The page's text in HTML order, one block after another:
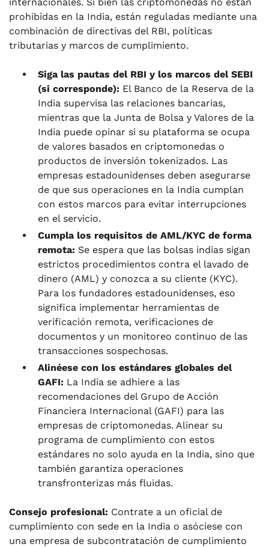
prohibidas en la India, están reguladas mediante una
combinación de directivas del RBI, políticas
tributarias y marcos de cumplimiento.
Siga las pautas del RBI y los marcos del SEBI
(si corresponde): El Banco de la Reserva de la
India supervisa las relaciones bancarias,
mientras que la Junta de Bolsa y Valores de la
India puede opinar si su plataforma se ocupa
de valores basados en criptomonedas o
productos de inversión tokenizados. Las
empresas estadounidenses deben asegurarse
de que sus operaciones en la India cumplan
con estos marcos para evitar interrupciones
en el servicio.
Cumpla los requisitos de AML/KYC de forma
remota: Se espera que las bolsas indias sigan
estrictos procedimientos contra el lavado de
dinero (AML) y conozca a su cliente (KYC).
Para los fundadores estadounidenses, eso
significa implementar herramientas de
verificación remota, verificaciones de
documentos y un monitoreo continuo de las
transacciones sospechosas.
Alinéese con los estándares globales del
GAFI: La India se adhiere a las
recomendaciones del Grupo de Acción
Financiera Internacional (GAFI) para las
empresas de criptomonedas. Alinear su
programa de cumplimiento con estos
estándares no solo ayuda en la India, sino que
también garantiza operaciones
transfronterizas más fluidas.
Consejo profesional: Contrate a un oficial de
cumplimiento con sede en la India o asóciese con
una empresa de subcontratación de cumplimiento